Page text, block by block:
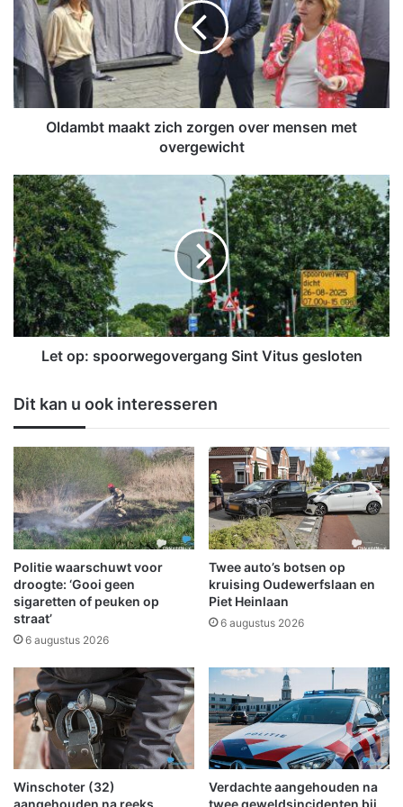
m
t
m
a
z
i
c
h
z
o
r
g
e
e
r
m
e
n
s
e
n
m
e
t
o
v
g
e
c
h
Oldambt maakt zich zorgen over mensen met
overgewicht
L
e
t
o
p
:
s
p
o
e
g
o
v
e
r
g
a
n
g
S
i
n
V
t
g
e
Let op: spoorwegovergang Sint Vitus gesloten
Dit kan u ook interesseren
Politie waarschuwt voor
droogte: ‘Gooi geen
sigaretten of peuken op
straat’
6 augustus 2026
Twee auto’s botsen op
kruising Oudewerfslaan en
Piet Heinlaan
6 augustus 2026
Winschoter (32)
Verdachte aangehouden na